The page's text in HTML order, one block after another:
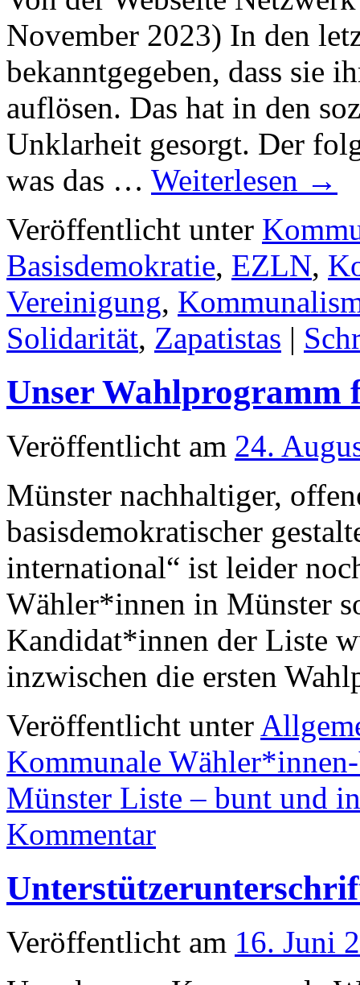
November 2023) In den
bekanntgegeben, dass sie
auflösen. Das hat in den
Unklarheit gesorgt. Der
was das … Weiterlesen →
Veröffentlicht unter
Basisdemokratie, EZLN,
Vereinigung,
Solidarität, Zapatistas |
Unser Wahlprogramm
Veröffentlicht am 24.
Münster nachhaltiger,
basisdemokratischer
international“ ist leider
Wähler*innen in Münster
Kandidat*innen der Liste
inzwischen die ersten
Veröffentlicht unter
Kommunale
Münster Liste – bunt und
Kommentar
Veröffentlicht am 16. Juni